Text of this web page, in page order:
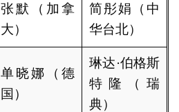
张默（加拿
大）
简彤娟（中
华台北）
单晓娜（德
国）
琳达·伯格斯
特隆（瑞
典）